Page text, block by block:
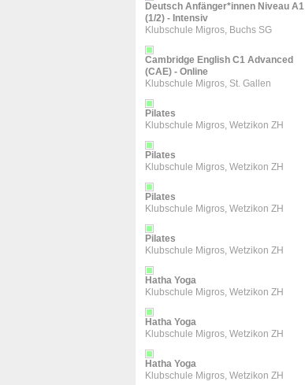
Deutsch Anfänger*innen Niveau A1
(1/2) - Intensiv
Klubschule Migros, Buchs SG
Cambridge English C1 Advanced
(CAE) - Online
Klubschule Migros, St. Gallen
Pilates
Klubschule Migros, Wetzikon ZH
Pilates
Klubschule Migros, Wetzikon ZH
Pilates
Klubschule Migros, Wetzikon ZH
Pilates
Klubschule Migros, Wetzikon ZH
Hatha Yoga
Klubschule Migros, Wetzikon ZH
Hatha Yoga
Klubschule Migros, Wetzikon ZH
Hatha Yoga
Klubschule Migros, Wetzikon ZH